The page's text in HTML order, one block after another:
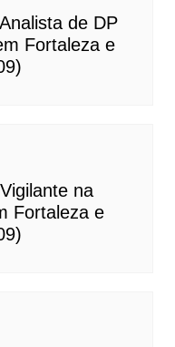
de DP
Fortaleza e
na
Fortaleza e